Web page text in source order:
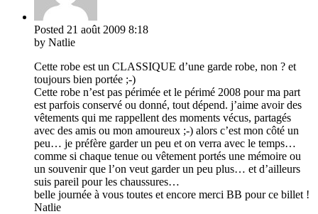
Posted 21 août 2009 8:18
by Natlie
Cette robe est un CLASSIQUE d’une garde robe, non ? et
toujours bien portée ;-)
Cette robe n’est pas périmée et le périmé 2008 pour ma part
est parfois conservé ou donné, tout dépend. j’aime avoir des
vêtements qui me rappellent des moments vécus, partagés
avec des amis ou mon amoureux ;-) alors c’est mon côté un
peu… je préfère garder un peu et on verra avec le temps…
comme si chaque tenue ou vêtement portés une mémoire ou
un souvenir que l’on veut garder un peu plus… et d’ailleurs
suis pareil pour les chaussures…
belle journée à vous toutes et encore merci BB pour ce billet !
Natlie